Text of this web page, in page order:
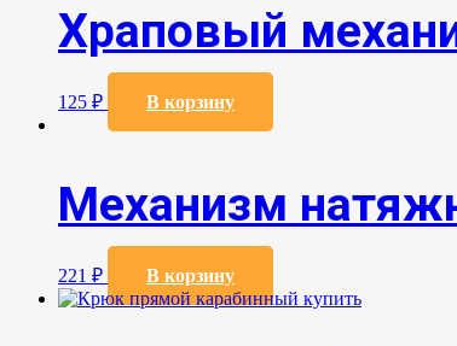
Храповый
125 ₽ В корзину
Механизм
221 ₽ В корзину